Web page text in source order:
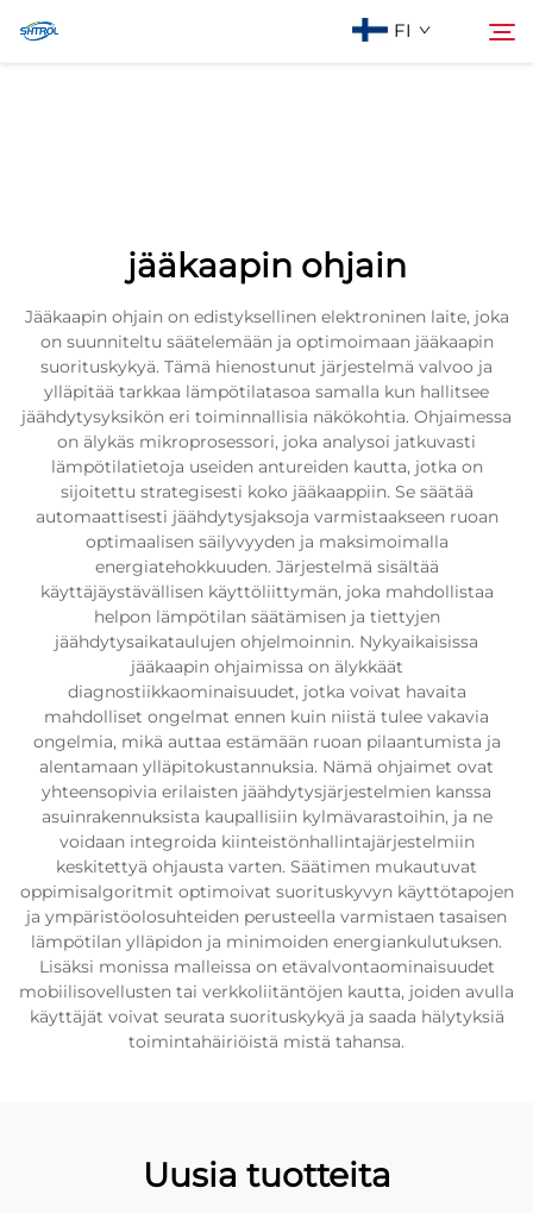
FI
Ota Yhteyttä
jääkaapin ohjain
Jääkaapin ohjain on edistyksellinen elektroninen laite, joka
on suunniteltu säätelemään ja optimoimaan jääkaapin
suorituskykyä. Tämä hienostunut järjestelmä valvoo ja
ylläpitää tarkkaa lämpötilatasoa samalla kun hallitsee
jäähdytysyksikön eri toiminnallisia näkökohtia. Ohjaimessa
on älykäs mikroprosessori, joka analysoi jatkuvasti
lämpötilatietoja useiden antureiden kautta, jotka on
sijoitettu strategisesti koko jääkaappiin. Se säätää
automaattisesti jäähdytysjaksoja varmistaakseen ruoan
optimaalisen säilyvyyden ja maksimoimalla
energiatehokkuuden. Järjestelmä sisältää
käyttäjäystävällisen käyttöliittymän, joka mahdollistaa
helpon lämpötilan säätämisen ja tiettyjen
jäähdytysaikataulujen ohjelmoinnin. Nykyaikaisissa
jääkaapin ohjaimissa on älykkäät
diagnostiikkaominaisuudet, jotka voivat havaita
mahdolliset ongelmat ennen kuin niistä tulee vakavia
ongelmia, mikä auttaa estämään ruoan pilaantumista ja
alentamaan ylläpitokustannuksia. Nämä ohjaimet ovat
yhteensopivia erilaisten jäähdytysjärjestelmien kanssa
asuinrakennuksista kaupallisiin kylmävarastoihin, ja ne
voidaan integroida kiinteistönhallintajärjestelmiin
keskitettyä ohjausta varten. Säätimen mukautuvat
oppimisalgoritmit optimoivat suorituskyvyn käyttötapojen
ja ympäristöolosuhteiden perusteella varmistaen tasaisen
lämpötilan ylläpidon ja minimoiden energiankulutuksen.
Lisäksi monissa malleissa on etävalvontaominaisuudet
mobiilisovellusten tai verkkoliitäntöjen kautta, joiden avulla
käyttäjät voivat seurata suorituskykyä ja saada hälytyksiä
toimintahäiriöistä mistä tahansa.
Uusia tuotteita